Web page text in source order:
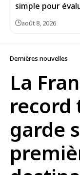
simple pour
août 8, 2026
Dernières nouvelles
La
record
garde